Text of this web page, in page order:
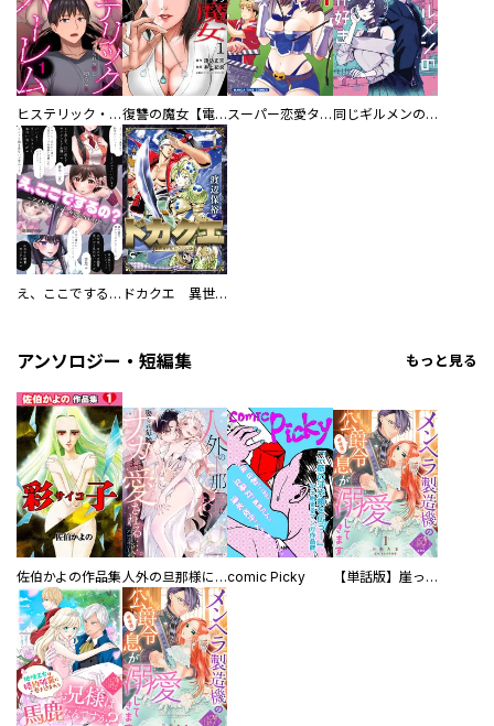
ヒステリック・ハーレム～搾られる男と堕ちる女～【電子単行本版】 復讐の魔女【電子単行本版】 スーパー恋愛タイム！～現場でドＳな彼女は自宅でデレる～ 同じギルメンの声が好き
え、ここでするの？ アイドルのファンが知らない日常 ドカクエ 異世界ドカコッククエスト
アンソロジー・短編集 もっと見る
佐伯かよの作品集 人外の旦那様に娶られ毎晩ナカまで愛される…。アンソロジーcomic Picky 【単話版】崖っぷち令嬢ですが、意地と策略で幸せになります！シリーズ